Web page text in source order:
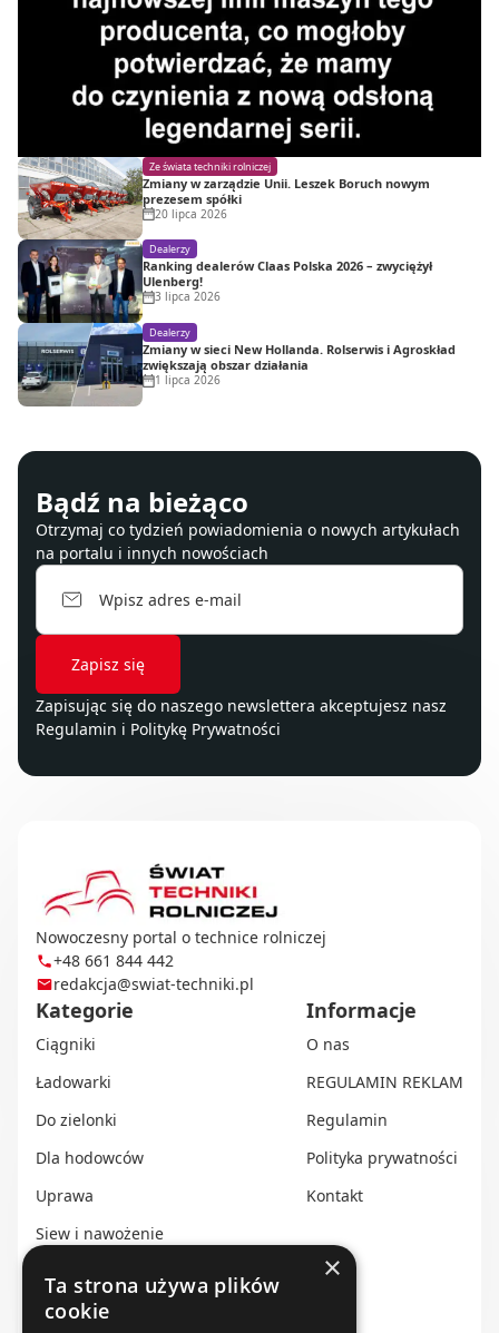
Ze świata techniki rolniczej
Zmiany w zarządzie Unii. Leszek Boruch nowym
prezesem spółki
20 lipca 2026
Dealerzy
Ranking dealerów Claas Polska 2026 – zwyciężył
Ulenberg!
3 lipca 2026
Dealerzy
Zmiany w sieci New Hollanda. Rolserwis i Agroskład
zwiększają obszar działania
1 lipca 2026
Bądź na bieżąco
Otrzymaj co tydzień powiadomienia o nowych artykułach
na portalu i innych nowościach
Zapisując się do naszego newslettera akceptujesz nasz
Regulamin i Politykę Prywatności
Nowoczesny portal o technice rolniczej
+48 661 844 442
redakcja@swiat-techniki.pl
Kategorie
Ciągniki
Ładowarki
Do zielonki
Dla hodowców
Uprawa
Siew i nawożenie
Transport i przechowywanie
Informacje
O nas
REGULAMIN REKLAM
Regulamin
Polityka prywatności
Kontakt
×
Ta strona używa plików
cookie